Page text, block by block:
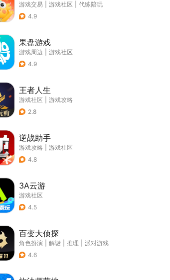
游戏交易 游戏社区
代练陪玩
4.9
果盘游戏
游戏周边
游戏社区
4.9
王者人生
游戏社区
游戏攻略
2.8
逆战助手
游戏攻略
游戏社区
4.8
3A云游
游戏社区
4.5
百变大侦探
角色扮演 解谜 推理
派对游戏
4.6